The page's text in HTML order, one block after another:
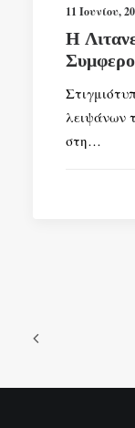
11 Ιουνίου,
Η
λειψάνων
στη…